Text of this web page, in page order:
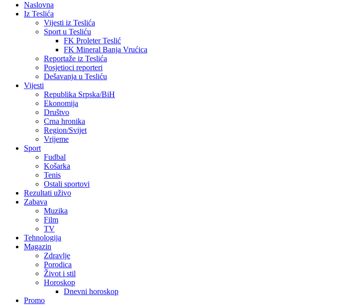
Naslovna
Iz Teslića
Vijesti iz Teslića
Sport u Tesliću
FK Proleter Teslić
FK Mineral Banja Vrućica
Reportaže iz Teslića
Posjetioci reporteri
Dešavanja u Tesliću
Vijesti
Republika Srpska/BiH
Ekonomija
Društvo
Crna hronika
Region/Svijet
Vrijeme
Sport
Fudbal
Košarka
Tenis
Ostali sportovi
Rezultati uživo
Zabava
Muzika
Film
TV
Tehnologija
Magazin
Zdravlje
Porodica
Život i stil
Horoskop
Dnevni horoskop
Promo